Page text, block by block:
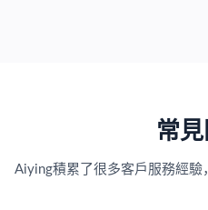
常
Aiying積累了很多客戶服務經